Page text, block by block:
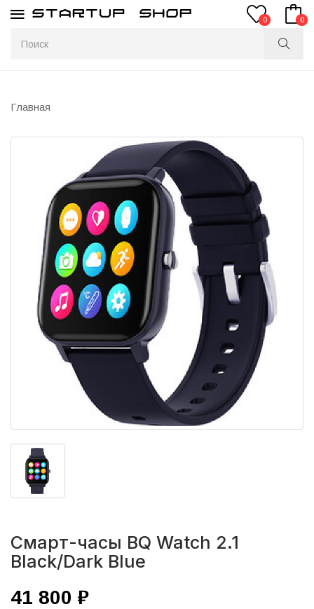
0 0
Главная
Смарт-часы BQ Watch 2.1
Black/Dark Blue
41 800 ₽